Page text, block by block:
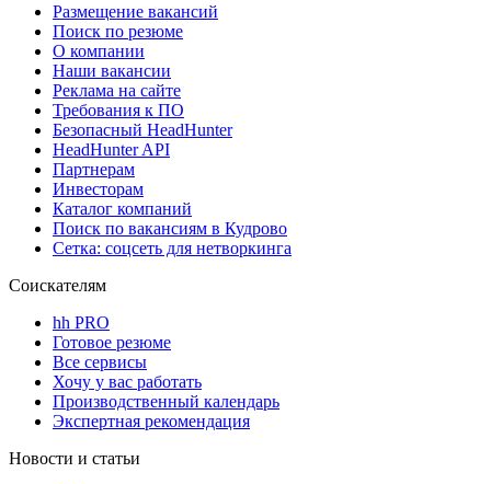
Размещение вакансий
Поиск по резюме
О компании
Наши вакансии
Реклама на сайте
Требования к ПО
Безопасный HeadHunter
HeadHunter API
Партнерам
Инвесторам
Каталог компаний
Поиск по вакансиям в Кудрово
Сетка: соцсеть для нетворкинга
Соискателям
hh PRO
Готовое резюме
Все сервисы
Хочу у вас работать
Производственный календарь
Экспертная рекомендация
Новости и статьи